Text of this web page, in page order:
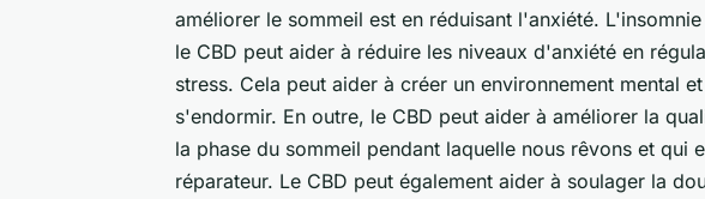
améliorer le sommeil est en réduisant l'anxiété.
le CBD peut aider à réduire les niveaux d'anxiété en
stress. Cela peut aider à créer un environnement mental
s'endormir. En outre, le CBD peut aider à améliorer la
la phase du sommeil pendant laquelle nous rêvons et qui
réparateur. Le CBD peut également aider à soulager la